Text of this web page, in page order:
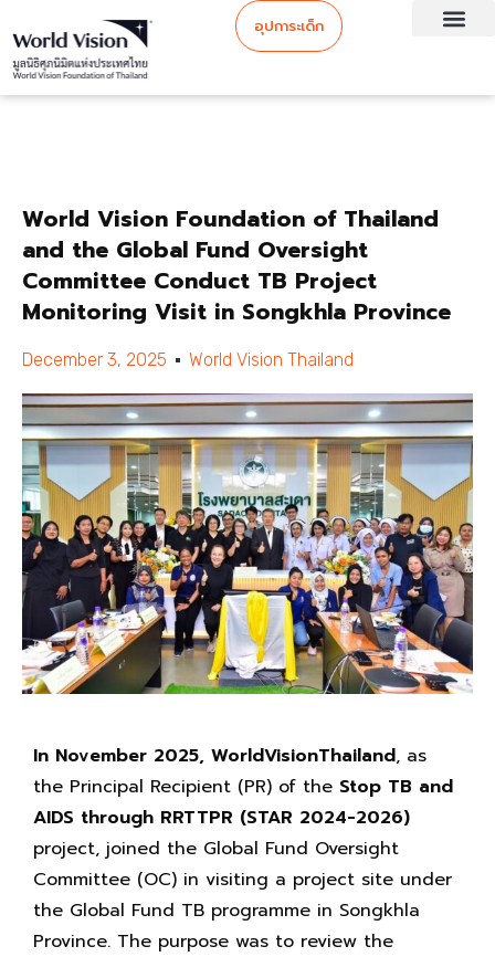
อุปการะเด็ก
World Vision Foundation of Thailand
and the Global Fund Oversight
Committee Conduct TB Project
Monitoring Visit in Songkhla Province
December 3, 2025 World Vision Thailand
In November 2025, WorldVisionThailand, as
the Principal Recipient (PR) of the Stop TB and
AIDS through RRTTPR (STAR 2024-2026)
project, joined the Global Fund Oversight
Committee (OC) in visiting a project site under
the Global Fund TB programme in Songkhla
Province. The purpose was to review the